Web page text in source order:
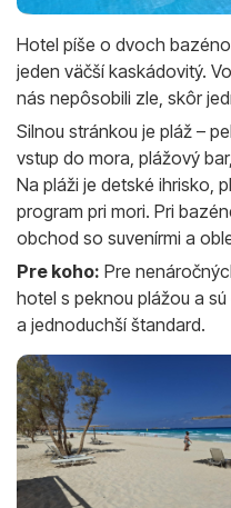
Hotel píše o dvoch
jeden väčší kaskádovitý.
nás nepôsobili zle, skôr
Silnou stránkou je pláž –
vstup do mora, plážový
Na pláži je detské ihrisko,
program pri mori. Pri
obchod so suvenírmi a
Pre koho: Pre
hotel s peknou plážou a
a jednoduchší štandard.